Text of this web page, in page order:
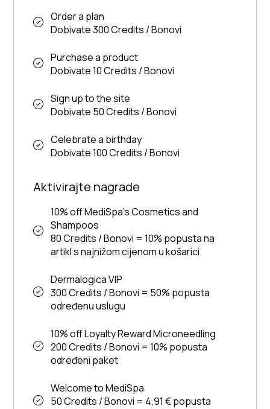
Order a plan
Dobivate 300 Credits / Bonovi
Purchase a product
Dobivate 10 Credits / Bonovi
Sign up to the site
Dobivate 50 Credits / Bonovi
Celebrate a birthday
Dobivate 100 Credits / Bonovi
Aktivirajte nagrade
10% off MediSpa's Cosmetics and
Shampoos
80 Credits / Bonovi = 10% popusta na
artikl s najnižom cijenom u košarici
Dermalogica VIP
300 Credits / Bonovi = 50% popusta
određenu uslugu
10% off Loyalty Reward Microneedling
200 Credits / Bonovi = 10% popusta
određeni paket
Welcome to MediSpa
50 Credits / Bonovi = 4,91 € popusta